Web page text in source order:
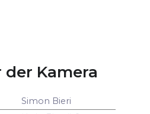
der Kamera
Simon Bieri